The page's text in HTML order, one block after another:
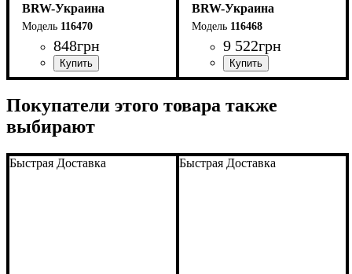
BRW-Украина
116470
848грн
ширина, мм: 945
высота, мм: 90
глубина, мм: 250
BRW-Украина
116468
9 522грн
ширина, мм: 1245
высота, мм: 470
глубина, мм: 540
Покупатели этого товара также
выбирают
Быстрая Доставка Быстрая Доставка